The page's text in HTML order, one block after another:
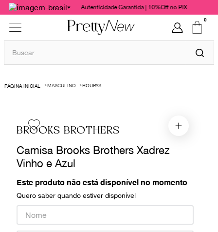
Autenticidade Garantida | 10%Off no PIX
0
Buscar
MASCULINO ROUPAS
BROOKS BROTHERS
Camisa Brooks Brothers Xadrez
Vinho e Azul
Este produto não está disponível no momento
Quero saber quando estiver disponível
1º
bolsas
chanel
gucci
paula raia
burberry
prada